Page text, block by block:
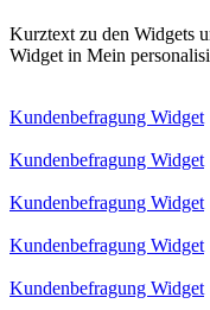
Kurztext zu den Widgets
Widget in Mein
Kundenbefragung Widget
Kundenbefragung Widget
Kundenbefragung Widget
Kundenbefragung Widget
Kundenbefragung Widget